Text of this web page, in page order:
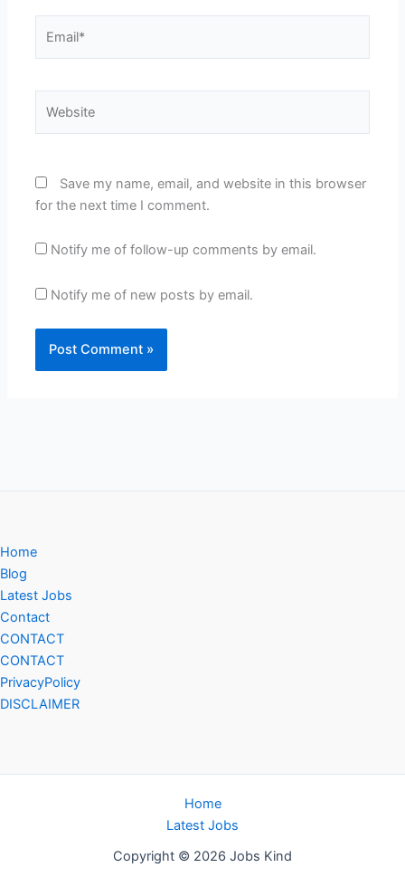
Save my name, email, and website in this browser
for the next time I comment.
Notify me of follow-up comments by email.
Notify me of new posts by email.
Home
Blog
Latest Jobs
Contact
CONTACT
CONTACT
PrivacyPolicy
DISCLAIMER
Home
Latest Jobs
Copyright © 2026 Jobs Kind